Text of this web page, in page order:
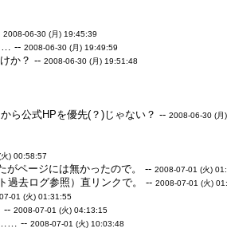
2008-06-30 (月) 19:45:39
… --2008-06-30 (月) 19:49:59
けか？ --2008-06-30 (月) 19:51:48
ら公式HPを優先(？)じゃない？ --2008-06-30 (月
) 00:58:57
がページには無かったので。 --2008-07-01 (火)
過去ログ参照）直リンクで。 --2008-07-01 (火)
01 (火) 01:31:55
--2008-07-01 (火) 04:13:15
…… --2008-07-01 (火) 10:03:48